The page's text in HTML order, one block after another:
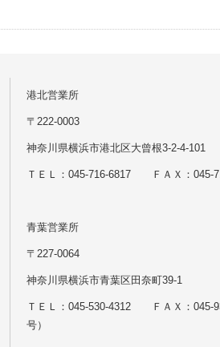
港北営業所
〒222-0003
神奈川県横浜市港北区大曾根3-2-4-101
ＴＥＬ：045-716-6817 ＦＡＸ：045-
青葉営業所
〒227-0064
神奈川県横浜市青葉区田奈町39-1
ＴＥＬ：045-530-4312 ＦＡＸ：045-
号）